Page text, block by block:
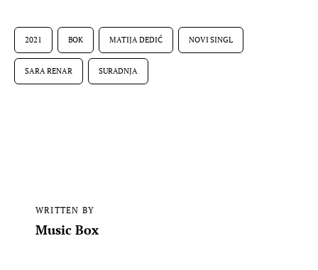
2021 BOK MATIJA DEDIĆ NOVI SINGL
SARA RENAR SURADNJA
WRITTEN BY
Music Box